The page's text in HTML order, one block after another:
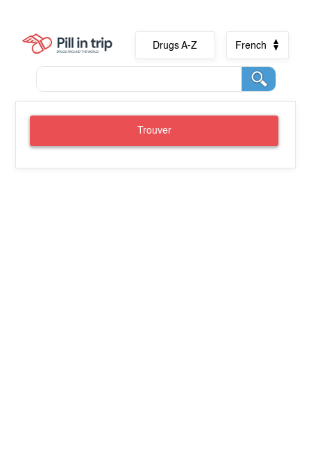
Drugs A-Z French
Trouver